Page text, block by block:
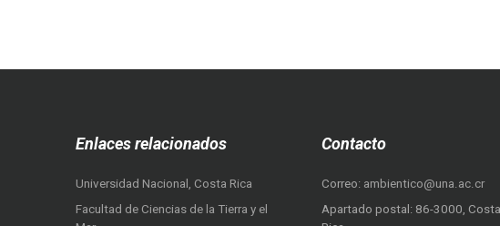
Enlaces relacionados
Universidad Nacional, Costa Rica
Facultad de Ciencias de la Tierra y el
Contacto
Correo: ambientico@una.ac.cr
Apartado postal: 86-3000, Costa